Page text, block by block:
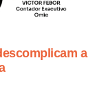
a